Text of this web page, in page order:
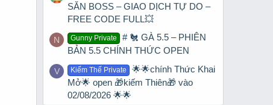
SĂN BOSS – GIAO DỊCH TỰ DO –
FREE CODE FULL💥
N Gunny Private
# 🐔 GÀ 5.5 – PHIÊN
BẢN 5.5 CHÍNH THỨC OPEN
V Kiếm Thế Private
🌟🌟chính Thức Khai
Mở🌟 open 🎁kiếm Thiên🎁 vào
02/08/2026 🌟🌟